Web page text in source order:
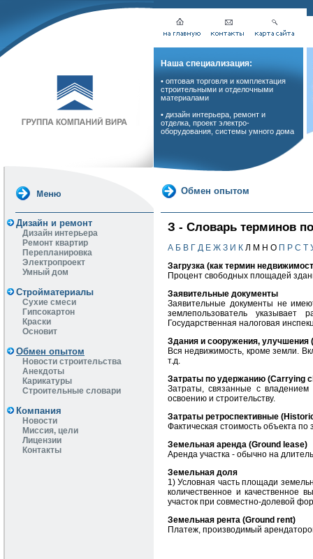
Наша специализация:
• оптовая торговля и комплектация
строительными и отделочными
материалами
• дизайн интерьера, ремонт и
отделка, проект электро-
оборудования, системы умного дома
Дизайн и ремонт
Дизайн интерьера
Ремонт квартир
Перепланировка
Электропроект
Умный дом
Стройматериалы
Сухие смеси
Гипсокартон
Краски
Основит
Обмен опытом
Новости строительства
Анекдоты
Карикатуры
Строительные словари
Компания
Новости
Миссия, цели
Лицензии
Контакты
Обмен опытом
З - Словарь терминов
А Б В Г Д Е Ж З И К Л М Н О П Р С Т
Загрузка (как термин
Процент свободных площадей
Заявительные документы
Заявительные документы не
землепользователь указывает
Государственная налоговая
Здания и сооружения, улучшения
Вся недвижимость, кроме земли.
т.д.
Затраты по удержанию (Carrying
Затраты, связанные с
освоению и строительству.
Затраты ретроспективные
Фактическая стоимость объекта
Земельная аренда (Ground lease)
Аренда участка - обычно на
Земельная доля
1) Условная часть площади
количественное и
участок при совместно-долевой
Земельная рента (Ground rent)
Платеж, производимый